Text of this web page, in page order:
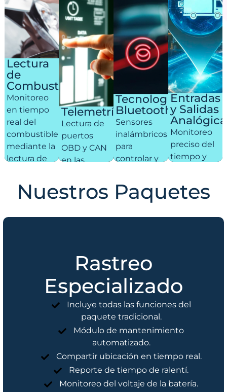
Lectura
de
Combustible
Monitoreo
en tiempo
real del
combustible
mediante la
lectura de
Telemetría
Lectura de
puertos
OBD y CAN
en las
proporcionando
estadísticas
anticongelante,
entre otros.
Tecnología
Bluetooth
Sensores
inalámbricos
para
controlar y
forma
remota
de puertas,
Entradas
y Salidas
Monitoreo
preciso del
tiempo y
como de
de puertas
Nuestros Paquetes
Rastreo
Especializado
Incluye todas las funciones del
paquete tradicional.
Módulo de mantenimiento
automatizado.
Compartir ubicación en tiempo real.
Reporte de tiempo de ralentí.
Monitoreo del voltaje de la batería.